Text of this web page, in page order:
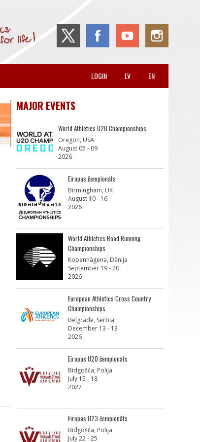
EN
LV
LOGIN
MAJOR EVENTS
World Athletics U20 Championships
Oregon, USA
August 05 - 09
2026
Eiropas čempionāts
Birmingham, UK
August 10 - 16
2026
World Athletics Road Running
Championships
Kopenhāgena, Dānija
September 19 - 20
2026
European Athletics Cross Country
Championships
Belgrade, Serbia
December 13 - 13
2026
Eiropas U20 čempionāts
Bidgošča, Polija
July 15 - 18
2027
Eiropas U23 čempionāts
Bidgošča, Polija
July 22 - 25